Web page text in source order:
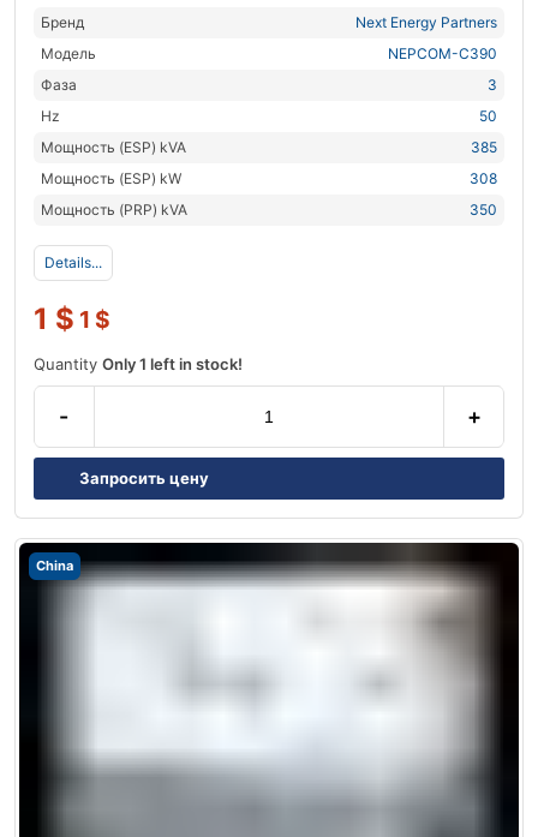
Бренд
Next Energy Partners
Модель
NEPCOM-C390
Фаза
3
Hz
50
Мощность (ESP) kVA
385
Мощность (ESP) kW
308
Мощность (PRP) kVA
350
Details...
1 $ 1 $
Quantity Only 1 left in stock!
- +
Запросить цену
China